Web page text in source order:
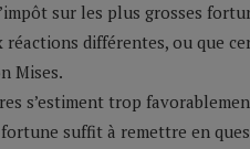
sur les plus grosses
différentes, ou que
Mises.
s’estiment trop
fortune suffit à remettre en